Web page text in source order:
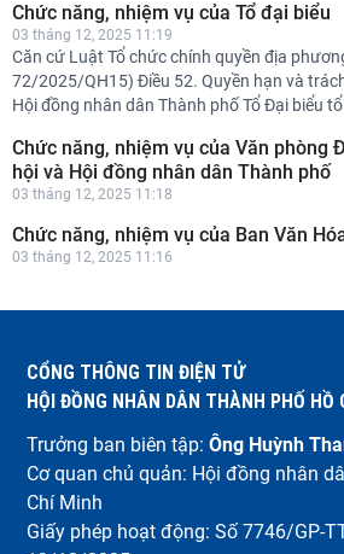
Chức năng, nhiệm vụ của Tổ đại biểu
03 tháng 12, 2025 11:19
Căn cứ Luật Tổ chức chính quyền địa
72/2025/QH15) Điều 52. Quyền hạn và
Hội đồng nhân dân Thành phố Tổ Đại biểu
Luật Hoạt động giám sát của Quốc hội và
văn bản hướng dẫn thi hành. Điều 74. Giám
đồng nhân dân (Luật Hoạt động giám sát
Chức năng, nhiệm vụ của Văn phòng
hội và Hội đồng nhân dân Thành phố
03 tháng 12, 2025 11:18
Chức năng, nhiệm vụ của Ban Văn
03 tháng 12, 2025 11:16
CỔNG THÔNG TIN ĐIỆN TỬ
HỘI ĐỒNG NHÂN DÂN THÀNH PHỐ HỒ
Trưởng ban biên tập: Ông Huỳnh
Cơ quan chủ quản: Hội đồng nhân
Chí Minh
Giấy phép hoạt động: Số 7746/GP-